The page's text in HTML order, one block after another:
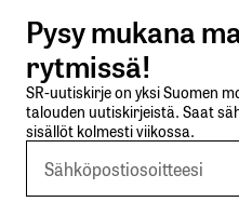
Lähetä kommentti
Pysy mukana
rytmissä!
SR-uutiskirje on yksi Suomen
talouden uutiskirjeistä. Saat
sisällöt kolmesti viikossa.